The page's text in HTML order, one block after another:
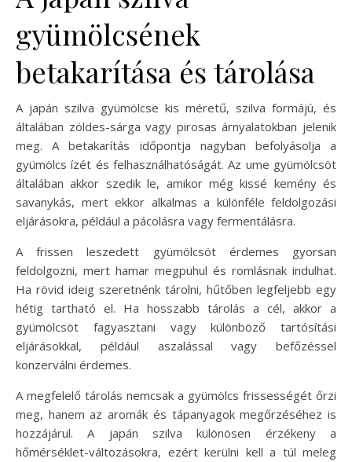
gyümölcsének
betakarítása és tárolása
A japán szilva gyümölcse kis méretű, szilva formájú, és
általában zöldes-sárga vagy pirosas árnyalatokban jelenik
meg. A betakarítás időpontja nagyban befolyásolja a
gyümölcs ízét és felhasználhatóságát. Az ume gyümölcsöt
általában akkor szedik le, amikor még kissé kemény és
savanykás, mert ekkor alkalmas a különféle feldolgozási
eljárásokra, például a pácolásra vagy fermentálásra.
A frissen leszedett gyümölcsöt érdemes gyorsan
feldolgozni, mert hamar megpuhul és romlásnak indulhat.
Ha rövid ideig szeretnénk tárolni, hűtőben legfeljebb egy
hétig tartható el. Ha hosszabb tárolás a cél, akkor a
gyümölcsöt fagyasztani vagy különböző tartósítási
eljárásokkal, például aszalással vagy befőzéssel
konzerválni érdemes.
A megfelelő tárolás nemcsak a gyümölcs frissességét őrzi
meg, hanem az aromák és tápanyagok megőrzéséhez is
hozzájárul. A japán szilva különösen érzékeny a
hőmérséklet-változásokra, ezért kerülni kell a túl meleg